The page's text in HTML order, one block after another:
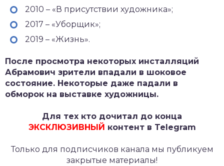
2010 – «В присутствии художника»;
2017 – «Уборщик»;
2019 – «Жизнь».
После просмотра некоторых инсталляций
Абрамович зрители впадали в шоковое
состояние. Некоторые даже падали в
обморок на выставке художницы.
Для тех кто дочитал до конца
ЭКСКЛЮЗИВНЫЙ контент в Telegram
Только для подписчиков канала мы публикуем
закрытые материалы!